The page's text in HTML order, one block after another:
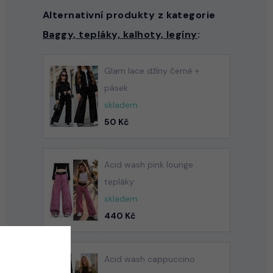
Alternativní produkty z kategorie
Baggy, tepláky, kalhoty, legíny:
Glam lace džíny černé +
pásek
skladem
50 Kč
Acid wash pink lounge
tepláky
skladem
440 Kč
Acid wash cappuccino